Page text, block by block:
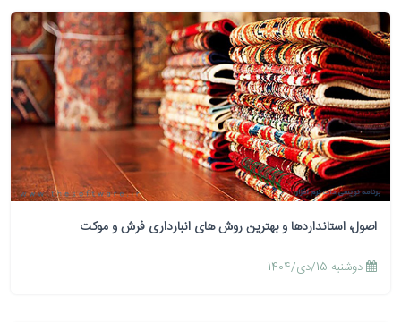
اصول، استانداردها و بهترین روش های انبارداری فرش و موکت
دوشنبه 15/دی/1404